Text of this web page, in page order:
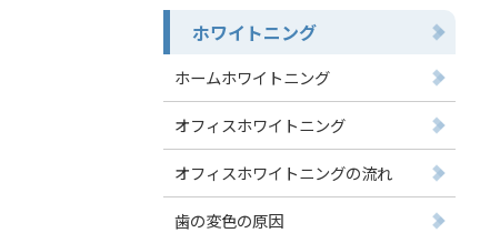
ホワイトニング
ホームホワイトニング
オフィスホワイトニング
オフィスホワイトニングの流れ
歯の変色の原因